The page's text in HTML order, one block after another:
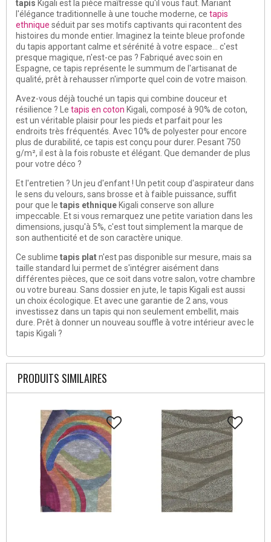
tapis Kigali est la pièce maîtresse qu'il vous faut. Mariant
l'élégance traditionnelle à une touche moderne, ce tapis
ethnique séduit par ses motifs captivants qui racontent des
histoires du monde entier. Imaginez la teinte bleue profonde
du tapis apportant calme et sérénité à votre espace... c'est
presque magique, n'est-ce pas ? Fabriqué avec soin en
Espagne, ce tapis représente le summum de l'artisanat de
qualité, prêt à rehausser n'importe quel coin de votre maison.
Avez-vous déjà touché un tapis qui combine douceur et
résilience ? Le tapis en coton Kigali, composé à 90% de coton,
est un véritable plaisir pour les pieds et parfait pour les
endroits très fréquentés. Avec 10% de polyester pour encore
plus de durabilité, ce tapis est conçu pour durer. Pesant 750
g/m², il est à la fois robuste et élégant. Que demander de plus
pour votre déco ?
Et l'entretien ? Un jeu d'enfant ! Un petit coup d'aspirateur dans
le sens du velours, sans brosse et à faible puissance, suffit
pour que le tapis ethnique Kigali conserve son allure
impeccable. Et si vous remarquez une petite variation dans les
dimensions, jusqu'à 5%, c'est tout simplement la marque de
son authenticité et de son caractère unique.
Ce sublime tapis platn'est pas disponible sur mesure, mais sa
taille standard lui permet de s'intégrer aisément dans
différentes pièces, que ce soit dans votre salon, votre chambre
ou votre bureau. Sans dossier en jute, le tapis Kigali est aussi
un choix écologique. Et avec une garantie de 2 ans, vous
investissez dans un tapis qui non seulement embellit, mais
dure. Prêt à donner un nouveau souffle à votre intérieur avec le
tapis Kigali ?
PRODUITS SIMILAIRES